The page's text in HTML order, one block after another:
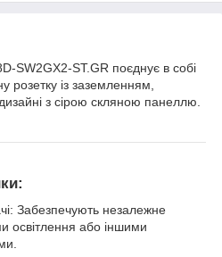
SW2GX2-ST.GR поєднує в собі
розетку із заземленням,
з сірою скляною панеллю.
Забезпечують незалежне
освітлення або іншими